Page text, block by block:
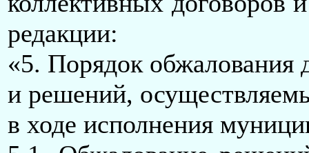
редакции:
«5. Порядок обжалования
и решений,
в ходе исполнения